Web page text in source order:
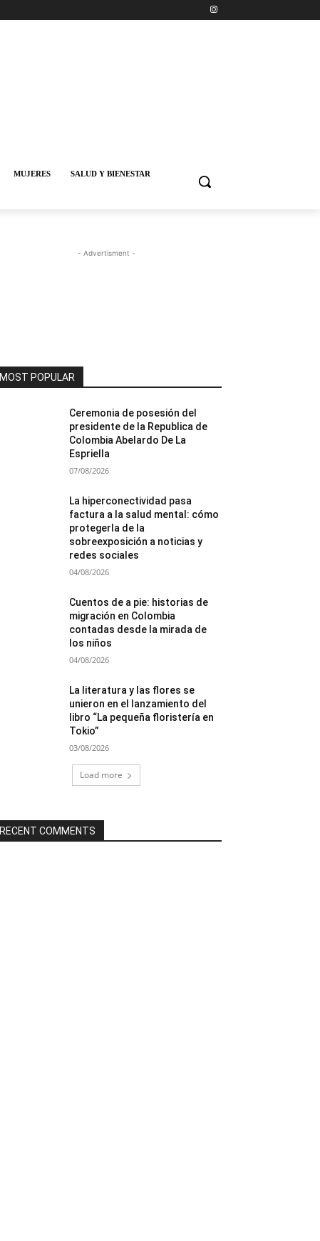
MUJERES
SALUD Y BIENESTAR
- Advertisment -
MOST POPULAR
Ceremonia de posesión del
presidente de la Republica de
Colombia Abelardo De La
Espriella
07/08/2026
La hiperconectividad pasa
factura a la salud mental: cómo
protegerla de la
sobreexposición a noticias y
redes sociales
04/08/2026
Cuentos de a pie: historias de
migración en Colombia
contadas desde la mirada de
los niños
04/08/2026
La literatura y las flores se
unieron en el lanzamiento del
libro “La pequeña floristería en
Tokio”
03/08/2026
Load more
RECENT COMMENTS